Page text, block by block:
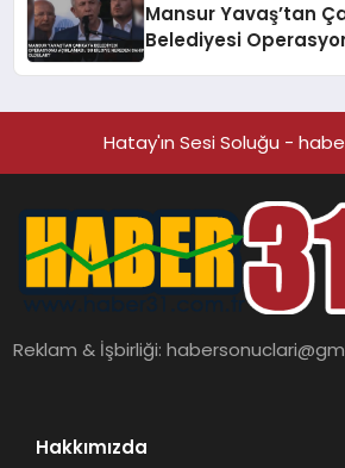
Mansur Yavaş’tan
Belediyesi
Hatay'ın Sesi Soluğu -
Reklam & İşbirliği:
Hakkımızda